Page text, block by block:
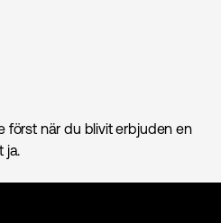
först när du blivit erbjuden en
ja.